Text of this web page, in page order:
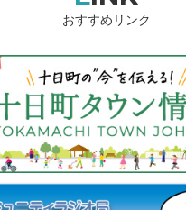
おすすめリンク